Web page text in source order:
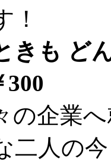
！
きも ど
300
の企業
二人の